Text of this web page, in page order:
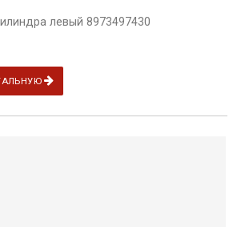
левый 8973497430